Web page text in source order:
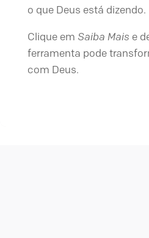
o que Deus está dizendo.
Clique em Saiba Mais e
ferramenta pode
com Deus.